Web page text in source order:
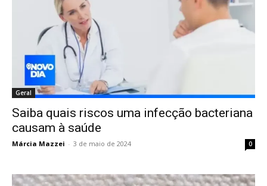
Geral
Saiba quais riscos uma infecção bacteriana
causam à saúde
Márcia Mazzei - 3 de maio de 2024 0